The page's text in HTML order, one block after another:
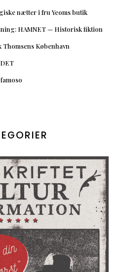
nætter i fru Yeoms butik
HAMNET — Historisk fiktion
København